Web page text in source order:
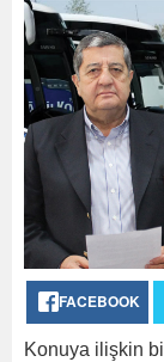
FACEBOOK
Konuya ilişkin